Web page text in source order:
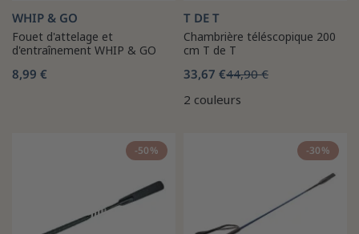
WHIP & GO
Fouet d'attelage et
d'entraînement WHIP & GO
8,99 €
T DE T
Chambrière téléscopique 200
cm T de T
33,67 €44,90 €
2 couleurs
-50% -30%